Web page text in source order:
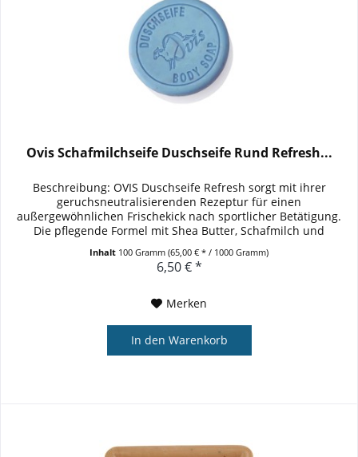
Ovis Schafmilchseife Duschseife Rund Refresh...
Beschreibung: OVIS Duschseife Refresh sorgt mit ihrer
geruchsneutralisierenden Rezeptur für einen
außergewöhnlichen Frischekick nach sportlicher Betätigung.
Die pflegende Formel mit Shea Butter, Schafmilch und
Inhalt 100 Gramm(65,00 € * / 1000 Gramm)
6,50 € *
Merken
In den Warenkorb